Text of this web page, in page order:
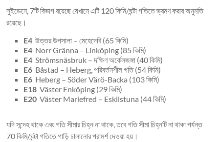
সুইডেনে, 7টি বিভাগ রয়েছে যেখানে এটি 120 কিমি/ঘন্টা গতিতে ভ্রমণ করার অনুমতি
রয়েছে।
E4 উত্তর উপসালা – মেহেদেবি (65 কিমি)
E4 Norr Gränna – Linköping (85 কিমি)
E4 Strömsnäsbruk – দক্ষিণ অর্কেলজঙ্গা (40 কিমি)
E6 Båstad – Heberg, পরিবর্তনশীল গতি (54 কিমি)
E6 Heberg – Söder Värö-Backa (103 কিমি)
E18 Väster Enköping (29 কিমি)
E20 Väster Mariefred – Eskilstuna (44 কিমি)
যদি সন্দেহ থাকে এবং গতি সীমার চিহ্ন না থাকে, তবে গতি সীমা চিহ্নটি না থাকা পর্যন্ত
70 কিমি/ঘন্টা গতিতে গাড়ি চালানোর পরামর্শ দেওয়া হয়।